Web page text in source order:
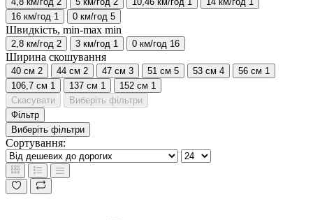
16 км/год 1 0 км/год 5
Швидкість, min-max min
2,8 км/год 2 3 км/год 1 0 км/год 16
Ширина скошування
40 см 2 44 см 2 47 см 3 51 см 5 53 см 4 56 см 1
106,7 см 1 137 см 1 152 см 1
Скасувати
Виберіть фільтри
Фільтр
Виберіть фільтри
Сортування: